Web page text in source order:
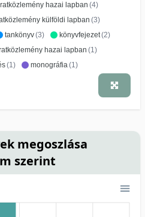
hazai lapban (4)
külföldi lapban (3)
tankönyv(3) könyvfejezet(2)
hazai lapban (1)
(1) monográfia(1)
megoszlása
szerint